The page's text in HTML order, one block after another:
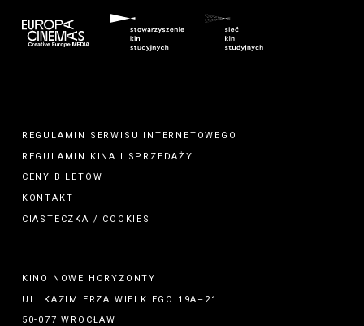
REGULAMIN SERWISU INTERNETOWEGO
REGULAMIN KINA I
SPRZEDAŻY
CENY BILETÓW
KONTAKT
CIASTECZKA / COOKIES
KINO NOWE HORYZONTY
UL. KAZIMIERZA WIELKIEGO 19A–21
50-077 WROCŁAW